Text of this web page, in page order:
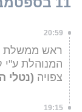
20:59
ראש ממשלת
המנוהלת ע"י
צפויה (נטלי
19:15